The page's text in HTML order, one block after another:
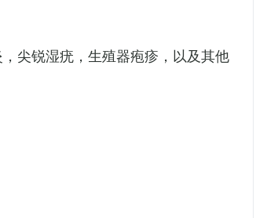
尖锐湿疣，生殖器疱疹，以及其他